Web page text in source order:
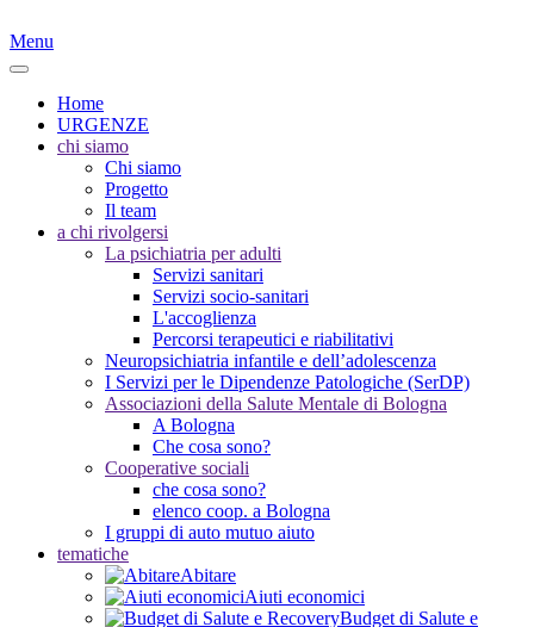
Menu
Home
URGENZE
chi siamo
Chi siamo
Progetto
Il team
a chi rivolgersi
La psichiatria per adulti
Servizi sanitari
Servizi socio-sanitari
L'accoglienza
Percorsi terapeutici e riabilitativi
Neuropsichiatria infantile e dell’adolescenza
I Servizi per le Dipendenze Patologiche (SerDP)
Associazioni della Salute Mentale di Bologna
A Bologna
Che cosa sono?
Cooperative sociali
che cosa sono?
elenco coop. a Bologna
I gruppi di auto mutuo aiuto
tematiche
Abitare
Aiuti economici
Budget di Salute e